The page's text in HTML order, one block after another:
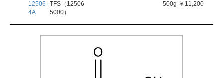
12506-
4A
TFS（12506-
5000）
500g ￥11,200